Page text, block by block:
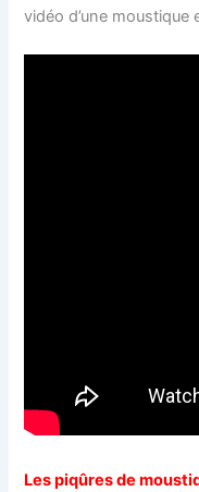
vidéo d’une moustique
Les piqûres de